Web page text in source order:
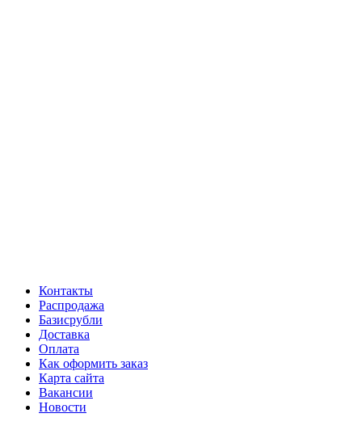
Контакты
Распродажа
Базисрубли
Доставка
Оплата
Как оформить заказ
Карта сайта
Вакансии
Новости